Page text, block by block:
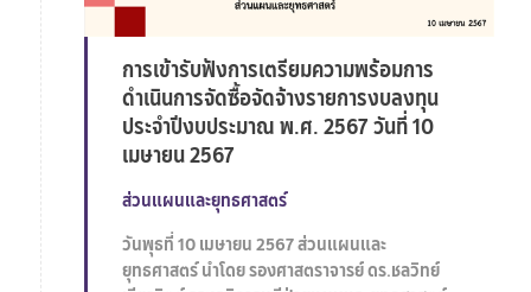
การเข้ารับฟังการเตรียมความพร้อมการ
ดำเนินการจัดซื้อจัดจ้างรายการงบลงทุน
ประจำปีงบประมาณ พ.ศ. 2567 วันที่ 10
เมษายน 2567
ส่วนแผนและยุทธศาสตร์
วันพุธที่ 10 เมษายน 2567 ส่วนแผนและ
ยุทธศาสตร์ นำโดย รองศาสตราจารย์ ดร.ชลวิทย์